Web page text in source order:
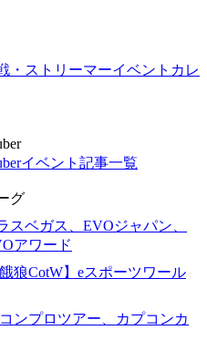
・ストリーマーイベントカレ
イベント記事一覧
グ
スベガス、EVOジャパン、
アワード
狼CotW】eスポーツワール
ンプロツアー、カプコンカ